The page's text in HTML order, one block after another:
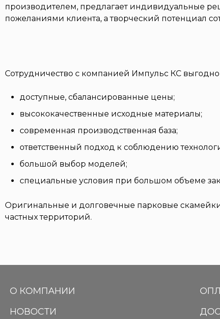
производителем, предлагает индивидуальные
пожеланиями клиента, а творческий потенциал
Сотрудничество с компанией Импульс КС
доступные, сбалансированные цены;
высококачественные исходные материалы;
современная производственная база;
ответственный подход к соблюдению
большой выбор моделей;
специальные условия при большом объеме
Оригинальные и долговечные парковые скамейки
частных территорий.
О КОМПАНИИ
НОВОСТИ